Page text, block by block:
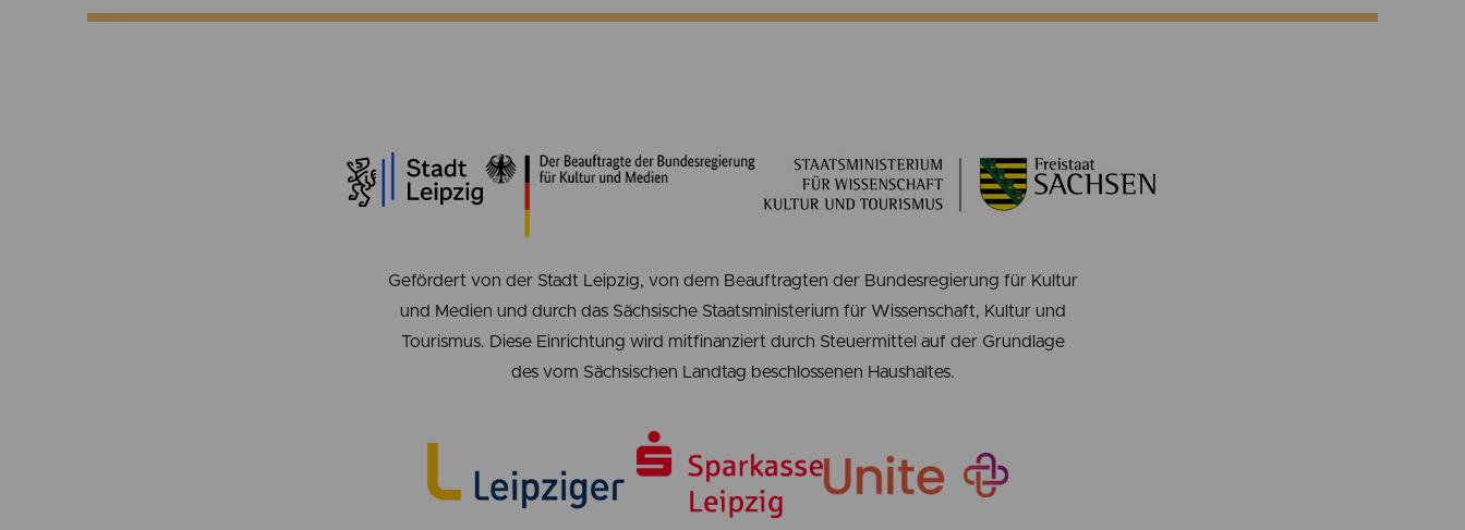
Gefördert von der Stadt Leipzig, von dem Beauftragten der Bundesregierung für Kultur
und Medien und durch das Sächsische Staatsministerium für Wissenschaft, Kultur und
Tourismus. Diese Einrichtung wird mitfinanziert durch Steuermittel auf der Grundlage
des vom Sächsischen Landtag beschlossenen Haushaltes.